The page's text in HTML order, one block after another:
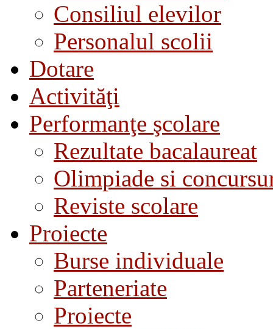
Consiliul elevilor
Personalul scolii
Dotare
Activităţi
Performanţe şcolare
Rezultate bacalaureat
Olimpiade si
Reviste scolare
Proiecte
Burse individuale
Parteneriate
Proiecte